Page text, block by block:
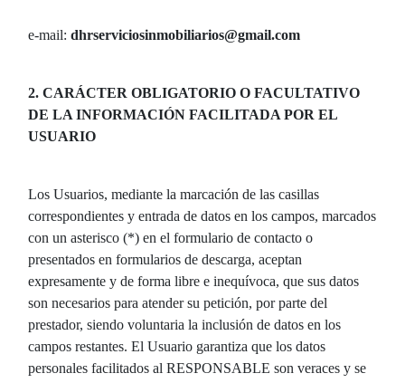
e-mail: dhrserviciosinmobiliarios@gmail.com
2. CARÁCTER OBLIGATORIO O FACULTATIVO
DE LA INFORMACIÓN FACILITADA POR EL
USUARIO
Los Usuarios, mediante la marcación de las casillas
correspondientes y entrada de datos en los campos, marcados
con un asterisco (*) en el formulario de contacto o
presentados en formularios de descarga, aceptan
expresamente y de forma libre e inequívoca, que sus datos
son necesarios para atender su petición, por parte del
prestador, siendo voluntaria la inclusión de datos en los
campos restantes. El Usuario garantiza que los datos
personales facilitados al RESPONSABLE son veraces y se